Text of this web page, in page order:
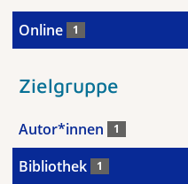
Online 1
Zielgruppe
Autor*innen 1
Bibliothek 1